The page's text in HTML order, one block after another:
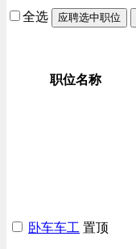
电力电气/能源/自动化
咨询/顾问/法律类
行政/后勤/文秘类
房地产开发/物业管理类
全选 应聘选中职位
职位名称
卧车车工 置顶